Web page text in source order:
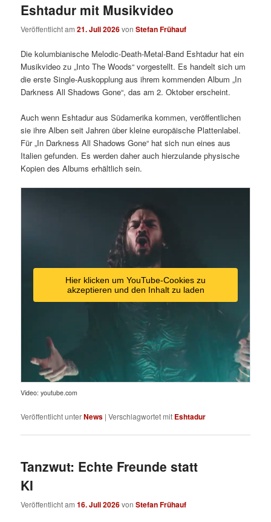
Eshtadur mit Musikvideo
Veröffentlicht am21. Juli 2026vonStefan Frühauf
Die kolumbianische Melodic-Death-Metal-Band Eshtadur hat ein
Musikvideo zu „Into The Woods“ vorgestellt. Es handelt sich um
die erste Single-Auskopplung aus ihrem kommenden Album „In
Darkness All Shadows Gone“, das am 2. Oktober erscheint.
Auch wenn Eshtadur aus Südamerika kommen, veröffentlichen
sie ihre Alben seit Jahren über kleine europäische Plattenlabel.
Für „In Darkness All Shadows Gone“ hat sich nun eines aus
Italien gefunden. Es werden daher auch hierzulande physische
Kopien des Albums erhältlich sein.
Hier klicken um YouTube-Cookies zu
akzeptieren und den Inhalt zu laden
Video: youtube.com
Veröffentlicht unterNews |Verschlagwortet mit Eshtadur
Tanzwut: Echte Freunde statt
KI
Veröffentlicht am16. Juli 2026vonStefan Frühauf